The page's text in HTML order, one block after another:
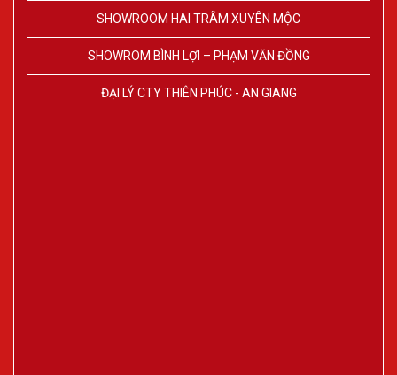
SHOWROOM HAI TRÂM XUYÊN MỘC
SHOWROM BÌNH LỢI – PHẠM VĂN ĐỒNG
ĐẠI LÝ CTY THIÊN PHÚC - AN GIANG